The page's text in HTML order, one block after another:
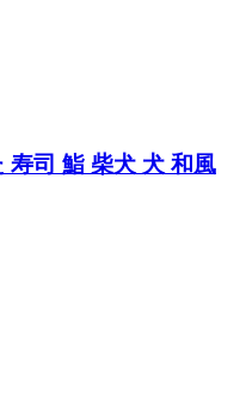
寿司 鮨 柴犬 犬 和風